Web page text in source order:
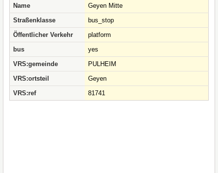
Name
Geyen Mitte
Straßenklasse
bus_stop
Öffentlicher Verkehr
platform
bus
yes
VRS:gemeinde
PULHEIM
VRS:ortsteil
Geyen
VRS:ref
81741